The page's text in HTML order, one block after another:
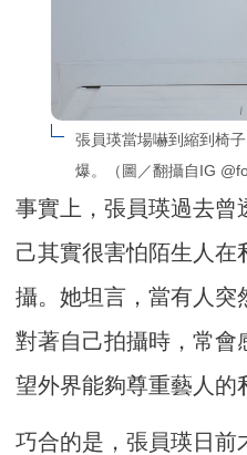
張員瑛當場嚇到縮到椅
爆。（圖／翻攝自IG
事實上，張員瑛過去曾
己其實很害怕陌生人在
攝。她坦言，當有人突
對著自己拍攝時，常會
望外界能夠尊重藝人的
巧合的是，張員瑛日前